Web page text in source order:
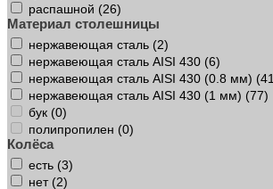
распашной (26)
Материал столешницы
нержавеющая сталь (2)
нержавеющая сталь AISI 430 (6)
нержавеющая сталь AISI 430 (0.8 мм) (41
нержавеющая сталь AISI 430 (1 мм) (77)
бук (0)
полипропилен (0)
Колёса
есть (3)
нет (2)